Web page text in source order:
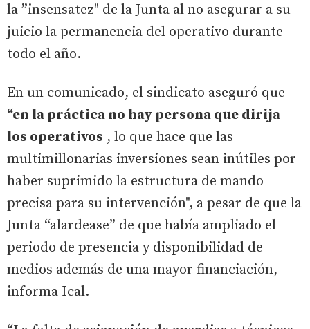
la ”insensatez" de la Junta al no asegurar a su
juicio la permanencia del operativo durante
todo el año.
En un comunicado, el sindicato aseguró que
“en la práctica no hay persona que dirija
los operativos , lo que hace que las
multimillonarias inversiones sean inútiles por
haber suprimido la estructura de mando
precisa para su intervención", a pesar de que la
Junta “alardease” de que había ampliado el
periodo de presencia y disponibilidad de
medios además de una mayor financiación,
informa Ical.